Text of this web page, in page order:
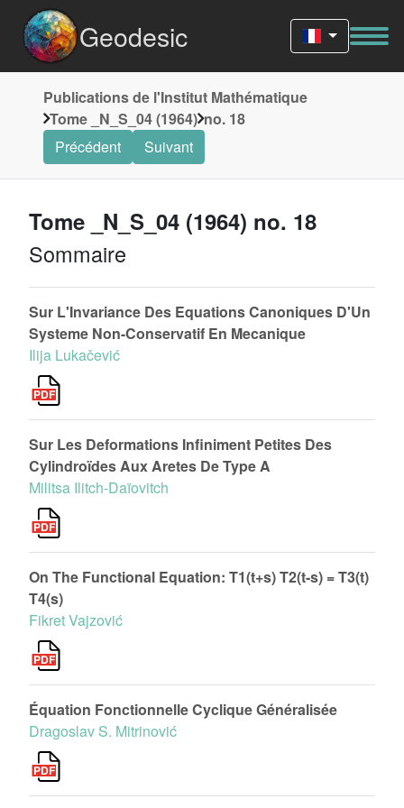
Geodesic
Publications de l'Institut Mathématique
Tome _N_S_04 (1964) no. 18
Précédent
Suivant
Tome _N_S_04 (1964) no. 18
Sommaire
Sur L'Invariance Des Equations Canoniques D'Un
Systeme Non-Conservatif En Mecanique
Ilija Lukačević
Sur Les Deformations Infiniment Petites Des
Cylindroïdes Aux Aretes De Type A
Militsa Ilitch-Daïovitch
On The Functional Equation: T1(t+s) T2(t-s) = T3(t)
T4(s)
Fikret Vajzović
Équation Fonctionnelle Cyclique Généralisée
Dragoslav S. Mitrinović